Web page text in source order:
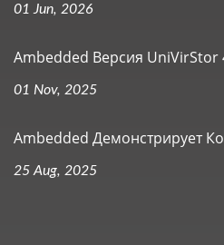
01 Jun, 2026
Ambedded Версия
01 Nov, 2025
Ambedded Демонстрирует
25 Aug, 2025